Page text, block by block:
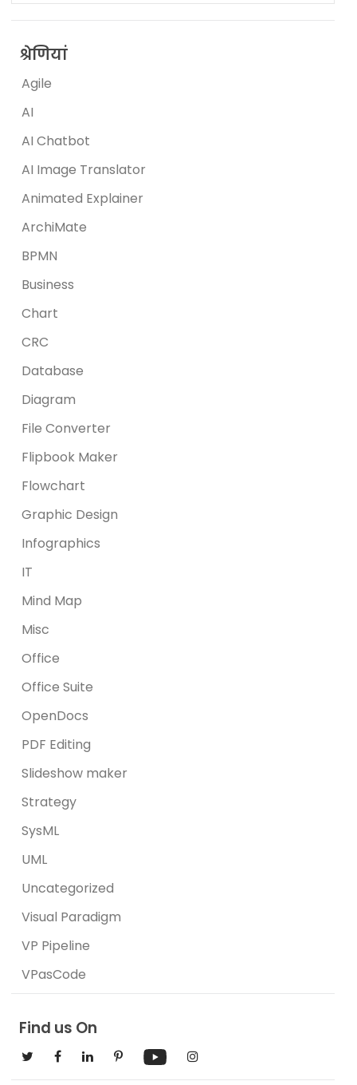
श्रेणियां
Agile
AI
AI Chatbot
AI Image Translator
Animated Explainer
ArchiMate
BPMN
Business
Chart
CRC
Database
Diagram
File Converter
Flipbook Maker
Flowchart
Graphic Design
Infographics
IT
Mind Map
Misc
Office
Office Suite
OpenDocs
PDF Editing
Slideshow maker
Strategy
SysML
UML
Uncategorized
Visual Paradigm
VP Pipeline
VPasCode
Find us On